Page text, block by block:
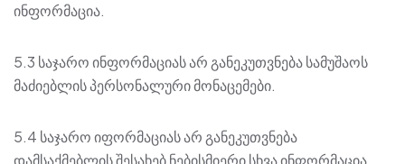
ინფორმაცია.
5.3 საჯარო ინფორმაციას არ განეკუთვნება სამუშაოს
მაძიებლის პერსონალური მონაცემები.
5.4 საჯარო იფორმაციას არ განეკუთვნება
დამსაქმებლის შესახებ ნებისმიერი სხვა ინფორმაცია,